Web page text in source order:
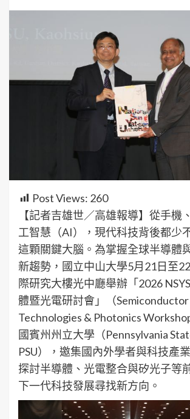
Post Views: 260
【記者吉雄世／高雄報導】從手機
工智慧（AI），現代科技背後都少
這顆關鍵大腦。為掌握全球半導體
新趨勢，國立中山大學5月21日至
際研究大樓光中廳舉辦「2026
體暨光電研討會」（Semiconductor
Technologies & Photonics
國賓州州立大學（Pennsylvania
PSU），邀集國內外學者與科技產
探討半導體、光電整合與矽光子等
下一代科技發展尋找新方向。